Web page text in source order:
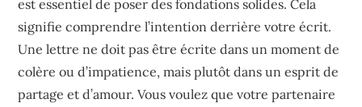
est essentiel de poser des fondations solides. Cela
signifie comprendre l’intention derrière votre écrit.
Une lettre ne doit pas être écrite dans un moment de
colère ou d’impatience, mais plutôt dans un esprit de
partage et d’amour. Vous voulez que votre partenaire